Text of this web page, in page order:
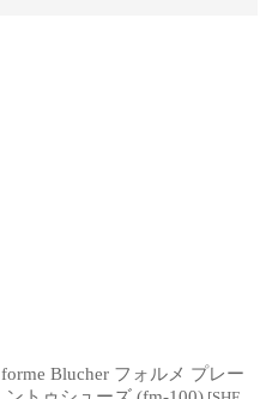
forme Blucher フォルメ プレー